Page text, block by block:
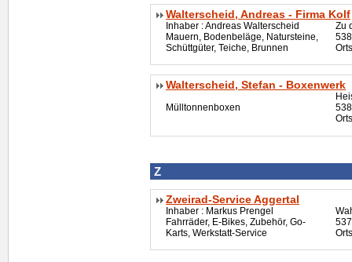
Walterscheid, Andreas - Firma Kolf
Inhaber : Andreas Walterscheid
Mauern, Bodenbeläge, Natursteine,
Schüttgüter, Teiche, Brunnen
Zu
Walterscheid, Stefan - Boxenwerk
Mülltonnenboxen
Z
Zweirad-Service Aggertal
Inhaber : Markus Prengel
Fahrräder, E-Bikes, Zubehör, Go-
Karts, Werkstatt-Service